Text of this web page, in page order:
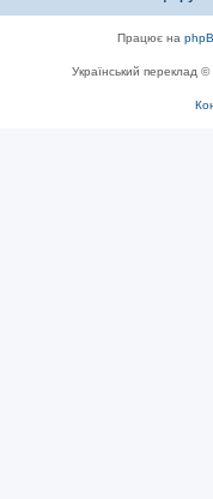
Працює на
Український переклад